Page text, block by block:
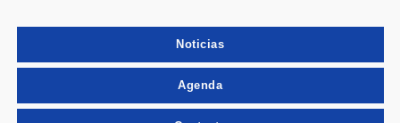
Noticias
Agenda